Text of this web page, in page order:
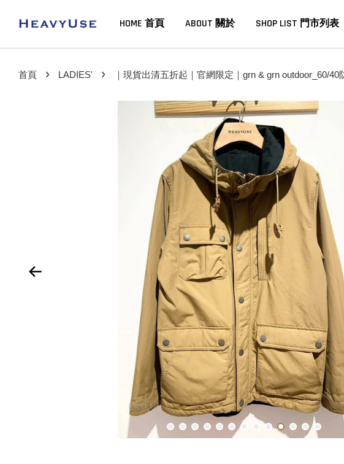
HOME 首頁 ABOUT 關於 SHOP LIST 門市列表
首頁 › LADIES' › ｜現貨出清五折起｜官網限定｜grn & grn outdoor_60/